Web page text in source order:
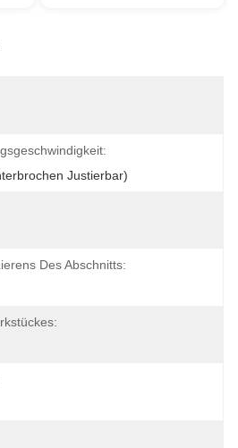
Justierbar)
Des Abschnitts: